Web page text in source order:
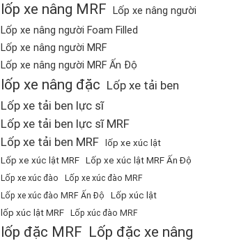
lốp xe nâng MRF
Lốp xe nâng người
Lốp xe nâng người Foam Filled
Lốp xe nâng người MRF
Lốp xe nâng người MRF Ấn Độ
lốp xe nâng đặc Lốp xe tải ben
Lốp xe tải ben lực sĩ
Lốp xe tải ben lực sĩ MRF
Lốp xe tải ben MRF
lốp xe xúc lật
Lốp xe xúc lật MRF Lốp xe xúc lật MRF Ấn Độ
Lốp xe xúc đào
Lốp xe xúc đào MRF
Lốp xe xúc đào MRF Ấn Độ
Lốp xúc lật
lốp xúc lật MRF
Lốp xúc đào MRF
lốp đặc MRF Lốp đặc xe nâng